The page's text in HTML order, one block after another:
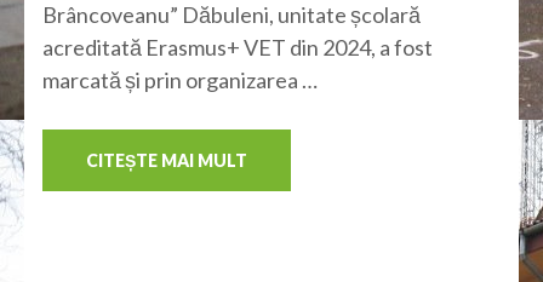
Brâncoveanu” Dăbuleni, unitate școlară
acreditată Erasmus+ VET din 2024, a fost
marcată și prin organizarea …
CITEȘTE MAI MULT